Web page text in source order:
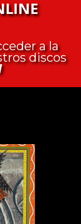
a la
discos